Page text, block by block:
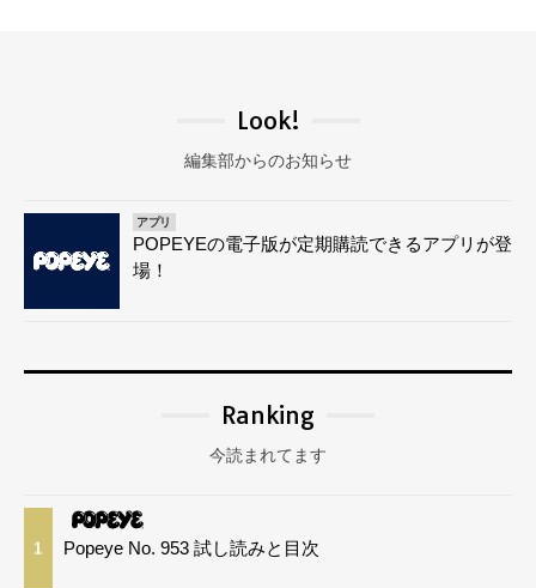
Look!
編集部からのお知らせ
アプリ
POPEYEの電子版が定期購読できるアプリが登
場！
Ranking
今読まれてます
1 Popeye No. 953 試し読みと目次